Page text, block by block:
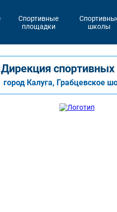
Спортивные
площадки
школы
спортивных
город Калуга, Грабцевское